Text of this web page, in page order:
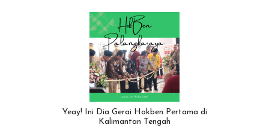
Yeay! Ini Dia Gerai Hokben Pertama di
Kalimantan Tengah